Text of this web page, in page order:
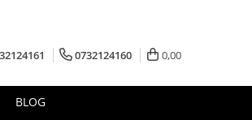
0732124160 0,00
BLOG